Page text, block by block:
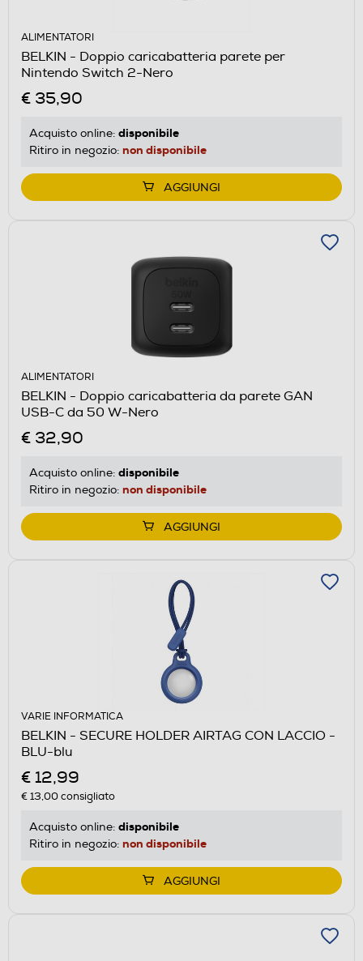
ALIMENTATORI
BELKIN - Doppio caricabatteria parete per
Nintendo Switch 2-Nero
€ 35,90
Acquisto online: disponibile
Ritiro in negozio: non disponibile
AGGIUNGI
ALIMENTATORI
BELKIN - Doppio caricabatteria da parete GAN
USB-C da 50 W-Nero
€ 32,90
Acquisto online: disponibile
Ritiro in negozio: non disponibile
AGGIUNGI
VARIE INFORMATICA
BELKIN - SECURE HOLDER AIRTAG CON LACCIO -
BLU-blu
€ 12,99
€ 13,00consigliato
Acquisto online: disponibile
Ritiro in negozio: non disponibile
AGGIUNGI